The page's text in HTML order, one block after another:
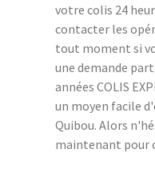
votre colis 24
contacter les
tout moment si
une demande
années COLIS
un moyen facile
Quibou. Alors
maintenant pour